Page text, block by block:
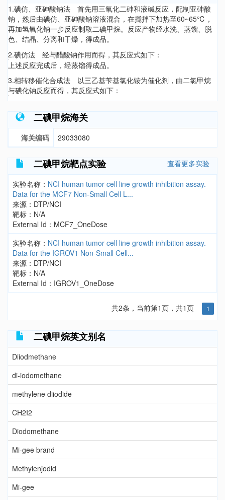
1.碘仿、亚砷酸钠法 首先用三氧化二砷和液碱反应，配制亚砷酸
钠，然后由碘仿、亚砷酸钠溶液混合，在搅拌下加热至60~65℃，
再加氢氧化钠一步反应制取二碘甲烷。反应产物经水洗、蒸馏、脱
色、结晶、分离和干燥，得成品。
2.碘仿法 经与醋酸钠作用而得，其反应式如下：
上述反应完成后，经蒸馏得成品。
3.相转移催化合成法 以三乙基苄基氯化铵为催化剂，由二氯甲烷
与碘化钠反应而得，其反应式如下：
二碘甲烷海关
海关编码 29033080
二碘甲烷靶点实验 查看更多实验
实验名称： NCI human tumor cell line growth inhibition assay.
Data for the MCF7 Non-Small Cell L...
来源：DTP/NCI
靶标：N/A
External Id：MCF7_OneDose
实验名称： NCI human tumor cell line growth inhibition assay.
Data for the IGROV1 Non-Small Cell...
来源：DTP/NCI
靶标：N/A
External Id：IGROV1_OneDose
共2条，当前第1页，共1页 1
二碘甲烷英文别名
Diiodmethane
di-iodomethane
methylene diiodide
CH2I2
Diodomethane
Mi-gee brand
Methylenjodid
Mi-gee